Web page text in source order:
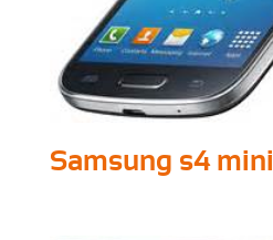
Samsung s4 mini